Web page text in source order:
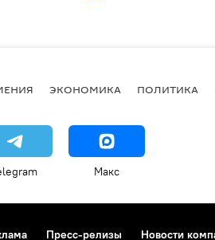
ЭКОНОМИКА ПОЛИТИКА
Макс
Пресс-релизы Новости